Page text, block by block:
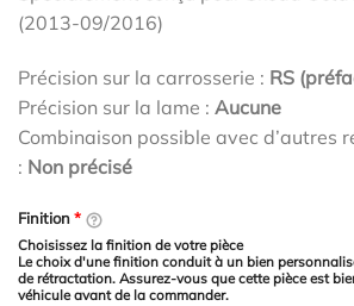
(2013-09/2016)
Précision sur la carrosserie : RS
Précision sur la lame : Aucune
Combinaison possible avec d’autres
: Non précisé
Finition*
Choisissez la finition de votre pièce
Le choix d'une finition conduit à un bien
de rétractation. Assurez-vous que cette pièce est
véhicule avant de la commander.